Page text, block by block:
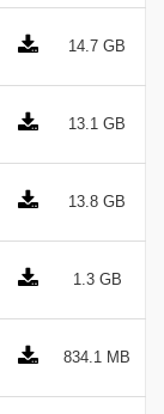
14.7 GB
13.1 GB
13.8 GB
1.3 GB
834.1 MB